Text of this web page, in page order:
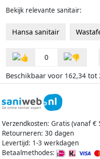
Bekijk relevante sanitair:
Hansa sanitair
0
Beschikbaar voor 162,34 tot
Verzendkosten: Gratis (vanaf €
Retourneren: 30 dagen
Levertijd: 1-3 werkdagen
Betaalmethodes: